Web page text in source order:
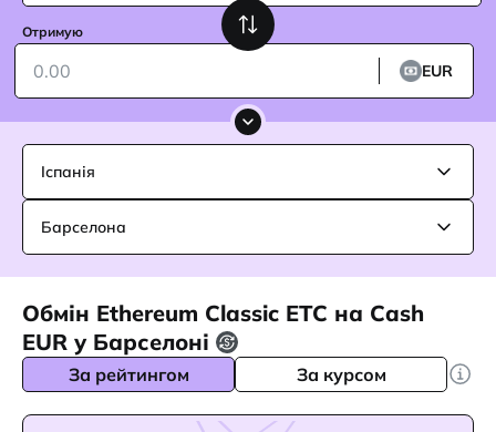
Отримую
EUR
Іспанія
Барселона
Обмін Ethereum Classic ETC на Cash
EUR у Барселоні
За рейтингом За курсом